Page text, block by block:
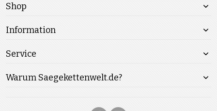
Shop
Information
Service
Warum Saegekettenwelt.de?